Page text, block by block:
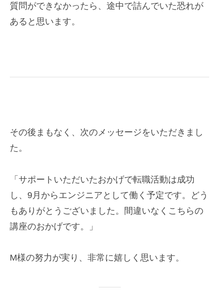
質問ができなかったら、途中で詰んでいた恐れが
あると思います。
その後まもなく、次のメッセージをいただきまし
た。
「サポートいただいたおかげで転職活動は成功
し、9月からエンジニアとして働く予定です。どう
もありがとうございました。間違いなくこちらの
講座のおかげです。」
M様の努力が実り、非常に嬉しく思います。